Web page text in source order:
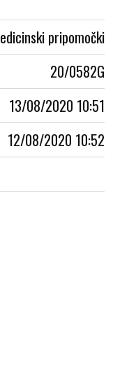
pripomočki
20/0582G
13/08/2020 10:51
12/08/2020 10:52